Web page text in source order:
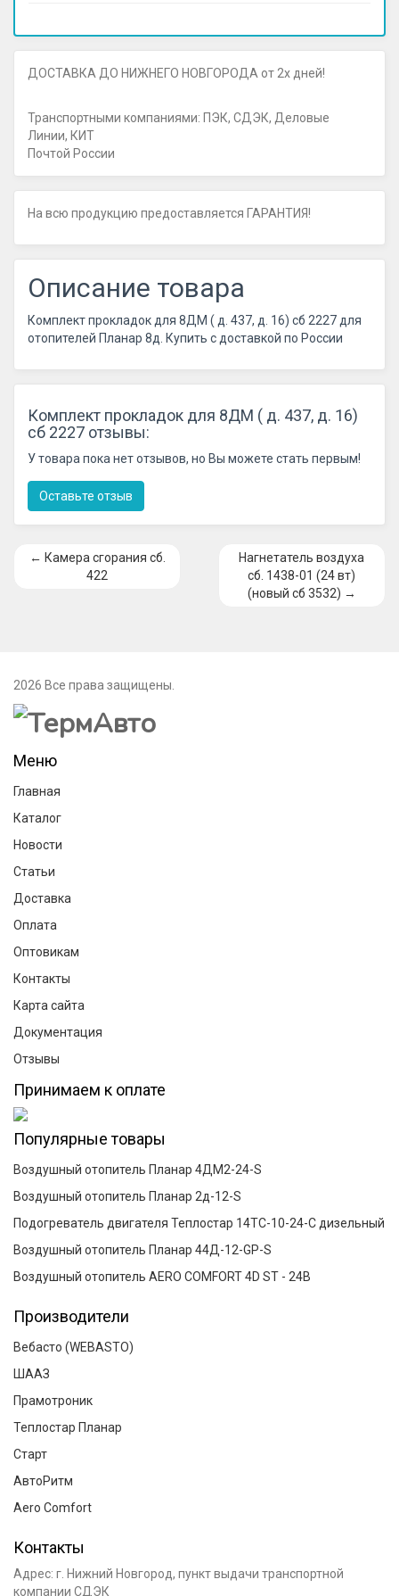
ДОСТАВКА ДО НИЖНЕГО НОВГОРОДА от 2х дней!
Транспортными компаниями: ПЭК, СДЭК, Деловые
Линии, КИТ
Почтой России
На всю продукцию предоставляется ГАРАНТИЯ!
Описание товара
Комплект прокладок для 8ДМ ( д. 437, д. 16) сб 2227 для
отопителей Планар 8д. Купить с доставкой по России
Комплект прокладок для 8ДМ ( д. 437, д. 16)
сб 2227 отзывы:
У товара пока нет отзывов, но Вы можете стать первым!
Оставьте отзыв
← Камера сгорания сб.
422
Нагнетатель воздуха
сб. 1438-01 (24 вт)
(новый сб 3532) →
2026 Все права защищены.
Меню
Главная
Каталог
Новости
Статьи
Доставка
Оплата
Оптовикам
Контакты
Карта сайта
Документация
Отзывы
Принимаем к оплате
Популярные товары
Воздушный отопитель Планар 4ДМ2-24-S
Воздушный отопитель Планар 2д-12-S
Подогреватель двигателя Теплостар 14ТС-10-24-С дизельный
Воздушный отопитель Планар 44Д-12-GP-S
Воздушный отопитель AERO COMFORT 4D ST - 24В
Производители
Вебасто (WEBASTO)
ШААЗ
Прамотроник
Теплостар Планар
Старт
АвтоРитм
Aero Comfort
Контакты
Адрес: г. Нижний Новгород, пункт выдачи транспортной
компании СДЭК